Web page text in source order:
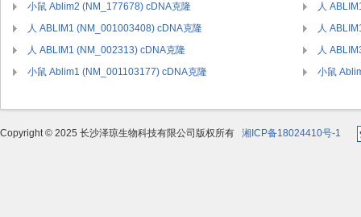
小鼠 Ablim2 (NM_177678) cDNA克隆
人
人 ABLIM1 (NM_001003408) cDNA克隆
人
人 ABLIM1 (NM_002313) cDNA克隆
人
小鼠 Ablim1 (NM_001103177) cDNA克隆
小鼠
Copyright © 2025 长沙泽琼生物科技有限公司版权所有 湘ICP备18024410号-1